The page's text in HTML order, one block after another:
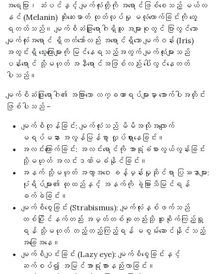
အရေပြား၊ ဆံပင်နှင့် မျက်လုံးတို့ကို အရောင်ဖြစ်စေသည့် မယ်လ
နင် (Melanin) ဆိုးဆေးဓာတ် ထုတ်လုပ်မှု မလုံလောက်ခြင်းကို တွေ့
ရတတ်သည်။ မျက်စိဆံဖြူရောဂါရှိသူ အများစုတွင် ပြာလွင်သော
မျက်လုံးအရောင် ရှိတတ်သော်လည်း အရောင်ရှိသော မျက်ဝန်း (Iris)
အတွင်းရှိ သွေးကြောများကို မြင်နေရသည့်အတွက် မျက်လုံးများသည်
ပန်းရောင် သို့မဟုတ် အနီရောင်အဖြစ်လည်း ပေါ်လွင်နေတတ်
ပါသည်။
မျက်စိဆံဖြူရောဂါ၏ အခြားသော လက္ခဏာရပ်များမှာ အောက်ပါအတိုင်း
ဖြစ်ပါသည် –
မျက်စိတုန်ခြင်း: မျက်လုံးသည် မိမိအလိုအလျောက်
မရပ်မနား အလွန်မြန်စွာ လှုပ်ရှားနေခြင်း။
အလင်းကြောက်ခြင်း: အလင်းရောင်ကို အာရုံခံစားလွယ်လွန်းခြင်း
သို့မဟုတ် အလင်းဒဏ်မခံနိုင်ခြင်း။
အနက် သို့မဟုတ် အကွာအဝေး ခန့်မှန်းမှုဆိုင်ရာ ပြဿနာများ:
ပုံရိပ်များ၏ ထုထည်နှင့် အနက်ကို ခွဲခြားသိမြင်ရန်
ခက်ခဲခြင်း။
မျက်စိစွေခြင်း (Strabismus): မျက်လုံးနှစ်ဖက်သည်
တစ်ပြိုင်နက်တည်း အမှတ်တစ်ခုတည်းသို့ စူးစိုက်ကြည့်ရှု
ရန် သို့မဟုတ် တည့်တည့်ကြည့်ရန် မစွမ်းဆောင်နိုင်သည့်
အခြေအနေ။
မျက်စိပျင်းခြင်း (Lazy eye): မျက်စိစွေခြင်းနှင့်
ဆက်စပ်၍ အမြင်အာရုံအားနည်းလာခြင်း။